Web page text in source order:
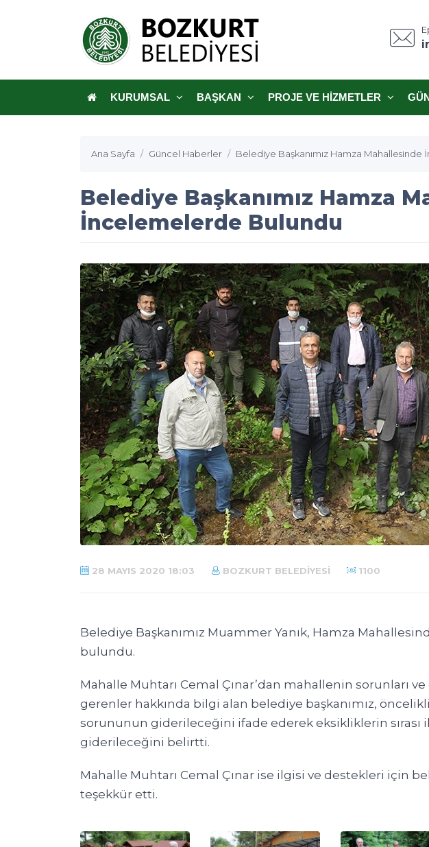
KURUMSAL BAŞKAN PROJE VE HIZMETLER
Ana Sayfa Güncel Haberler Belediye Başkanımız Hamza
Belediye Başkanımız Hamza
İncelemelerde Bulundu
28 MAYIS 2020 18:03 BOZKURT BELEDIYESI 1100
Belediye Başkanımız Muammer Yanık, Hamza
bulundu.
Mahalle Muhtarı Cemal Çınar’dan mahallenin sorunları ve
gerenler hakkında bilgi alan belediye başkanımız,
sorununun giderileceğini ifade ederek eksikliklerin sırası
giderileceğini belirtti.
Mahalle Muhtarı Cemal Çınar ise ilgisi ve destekleri için
teşekkür etti.